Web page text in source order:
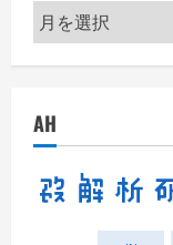
ア
ー
ブ
AH